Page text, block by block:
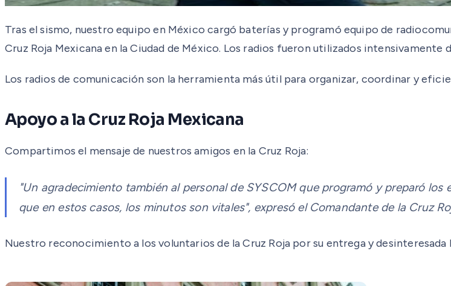
Tras el sismo, nuestro equipo en México cargó baterías y programó equipo de
Cruz Roja Mexicana en la Ciudad de México. Los radios fueron utilizados
Los radios de comunicación son la herramienta más útil para organizar, coordinar y
Apoyo a la Cruz Roja Mexicana
Compartimos el mensaje de nuestros amigos en la Cruz Roja:
"Un agradecimiento también al personal de SYSCOM que programó y preparó
que en estos casos, los minutos son vitales", expresó el Comandante de la Cruz
Nuestro reconocimiento a los voluntarios de la Cruz Roja por su entrega y